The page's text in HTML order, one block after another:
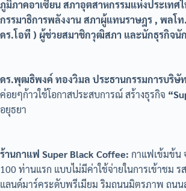
ภูมิภาคอาเซียน สภาอุตสาหกรรมแห่งประเ
กรรมาธิการพลังงาน สภาผู้แทนราษฎร , พล
ดร.โอที ) ผู้ช่วยสมาชิกวุฒิสภา และนักธุรกิจนั
ดร.พุฒธิพงค์ ทองวิมล ประธานกรรมการบริษั
ค่อยๆก้าวใช้โอกาสประสบการณ์ สร้างธุรกิจ
อยุธยา
ร้านกาแฟ Super Black Coffee: กาแฟเข้มข้น
100 ท่านแรก แบบไม่มีค่าใช้จ่ายในการเข้าชม
แลนด์มาร์คระดับพรีเมียม ริมถนนมิตรภาพ ถนน